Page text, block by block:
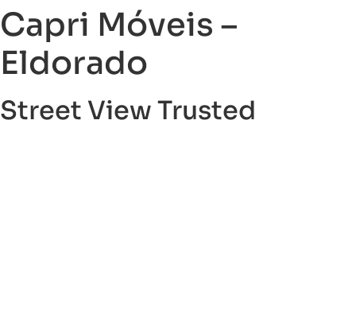
Capri Móveis –
Eldorado
Street View Trusted